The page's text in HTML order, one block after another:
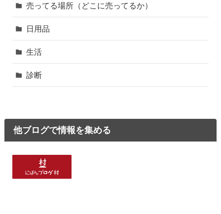
売ってる場所（どこに売ってるか）
日用品
生活
診断
他ブログで情報を集める